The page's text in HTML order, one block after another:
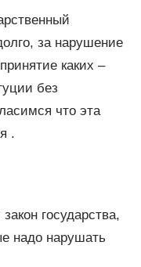
за нарушение
каких –
без
что эта
.
государства,
надо нарушать